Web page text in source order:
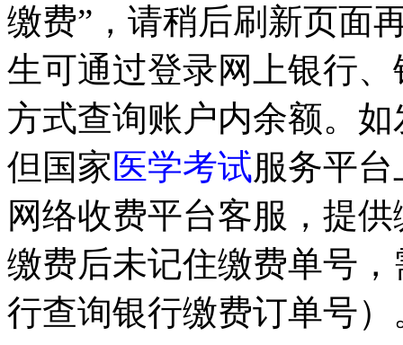
缴费”，请稍后刷新页面
生可通过登录网上银行
方式查询账户内余额。
但国家医学考试服务平
网络收费平台客服，提
缴费后未记住缴费单号
行查询银行缴费订单号）